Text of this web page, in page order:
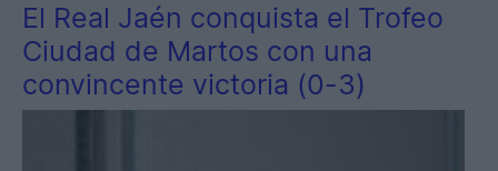
El Real Jaén conquista el Trofeo
Ciudad de Martos con una
convincente victoria (0-3)